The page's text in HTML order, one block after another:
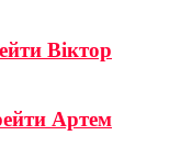
Віктор
Артем